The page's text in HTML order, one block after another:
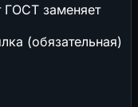
заменяет
(обязательная)